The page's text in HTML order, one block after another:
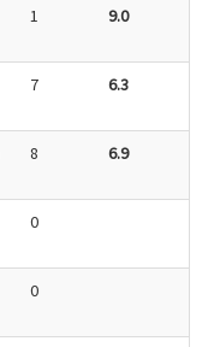
1 9.0
7 6.3
8 6.9
0
0